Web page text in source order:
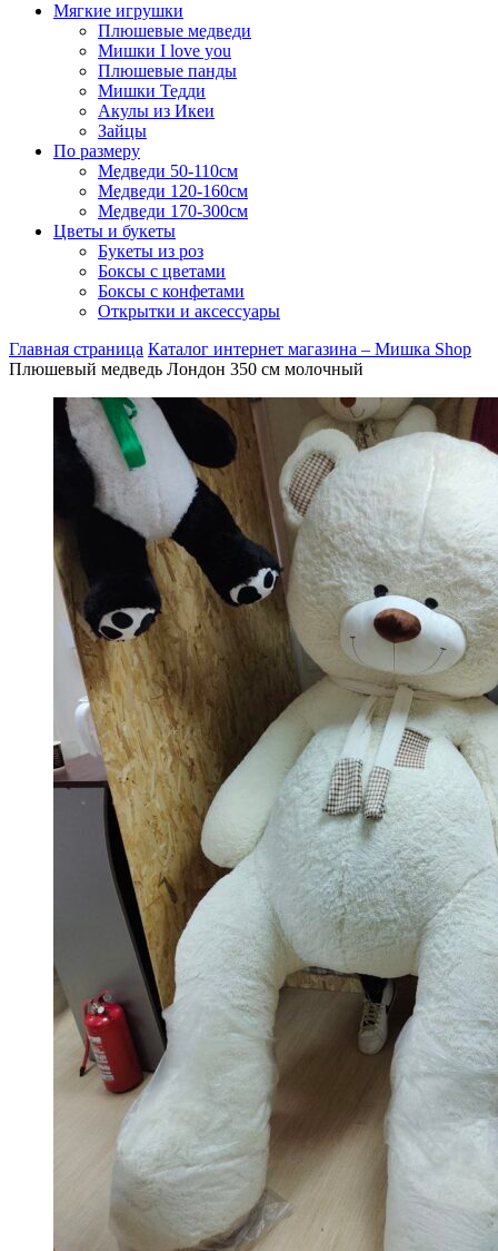
Мягкие игрушки
Плюшевые медведи
Мишки I love you
Плюшевые панды
Мишки Тедди
Акулы из Икеи
Зайцы
По размеру
Медведи 50-110см
Медведи 120-160см
Медведи 170-300см
Цветы и букеты
Букеты из роз
Боксы с цветами
Боксы с конфетами
Открытки и аксессуары
Главная страница Каталог интернет магазина – Мишка Shop
Плюшевый медведь Лондон 350 см молочный